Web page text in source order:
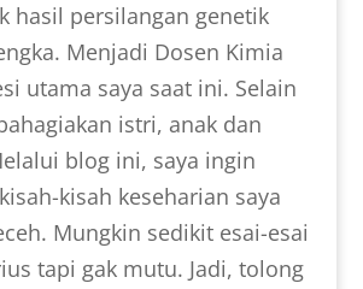
hasil persilangan genetik
Menjadi Dosen Kimia
utama saya saat ini. Selain
istri, anak dan
blog ini, saya ingin
kisah keseharian saya
Mungkin sedikit esai-esai
tapi gak mutu. Jadi, tolong